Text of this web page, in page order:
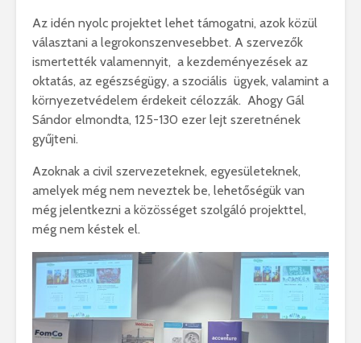
Az idén nyolc projektet lehet támogatni, azok közül
választani a legrokonszenvesebbet. A szervezők
ismertették valamennyit, a kezdeményezések az
oktatás, az egészségügy, a szociális ügyek, valamint a
környezetvédelem érdekeit célozzák. Ahogy Gál
Sándor elmondta, 125-130 ezer lejt szeretnének
gyűjteni.
Azoknak a civil szervezeteknek, egyesületeknek,
amelyek még nem neveztek be, lehetőségük van
még jelentkezni a közösséget szolgáló projekttel,
még nem késtek el.